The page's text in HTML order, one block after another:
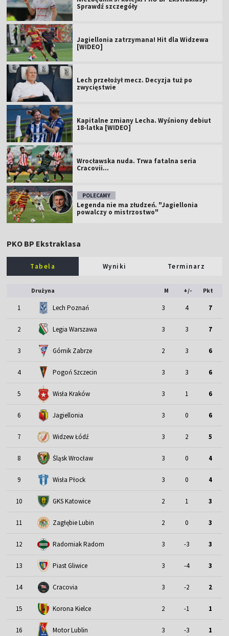
Sprawdź szczegóły
Jagiellonia zatrzymana! Hit dla Widzewa
[WIDEO]
Lech przełożył mecz. Decyzja tuż po
zwycięstwie
Kapitalne zmiany Lecha. Wyśniony debiut
18-latka [WIDEO]
Wrocławska nuda. Trwa fatalna seria
Cracovii...
POLECAMY
Legenda nie ma złudzeń. "Jagiellonia
powalczy o mistrzostwo"
PKO BP Ekstraklasa
Tabela Wyniki Terminarz
Drużyna M +/- Pkt
1 Lech Poznań 3 4 7
2 Legia Warszawa 3 3 7
3 Górnik Zabrze 2 3 6
4 Pogoń Szczecin 3 3 6
5 Wisła Kraków 3 1 6
6 Jagiellonia 3 0 6
7 Widzew Łódź 3 2 5
8 Śląsk Wrocław 3 0 4
9 Wisła Płock 3 0 4
10 GKS Katowice 2 1 3
11 Zagłębie Lubin 2 0 3
12 Radomiak Radom 3 -3 3
13 Piast Gliwice 3 -4 3
14 Cracovia 3 -2 2
15 Korona Kielce 2 -1 1
16 Motor Lublin 3 -3 1